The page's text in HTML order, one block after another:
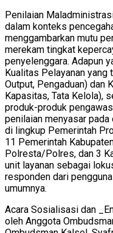
Penilaian
dalam konteks
menggambarkan mutu
merekam tingkat
penyelenggara. Adapun
Kualitas Pelayanan
Output, Pengaduan) dan
Kapasitas, Tata Kelola),
produk-produk
penilaian menyasar
di lingkup Pemerintah
11 Pemerintah
Polresta/Polres, dan 3
unit layanan sebagai
responden dari
umumnya.
Acara Sosialisasi dan
oleh Anggota